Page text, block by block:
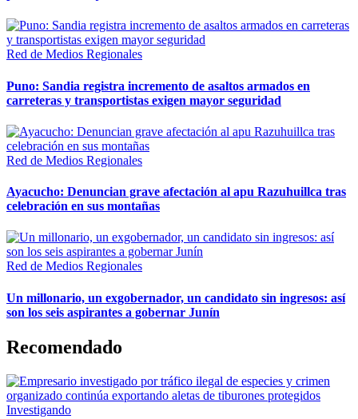
Red de Medios Regionales
Puno: Sandia registra incremento de asaltos armados en
carreteras y transportistas exigen mayor seguridad
Red de Medios Regionales
Ayacucho: Denuncian grave afectación al apu Razuhuillca tras
celebración en sus montañas
Red de Medios Regionales
Un millonario, un exgobernador, un candidato sin ingresos: así
son los seis aspirantes a gobernar Junín
Recomendado
Investigando